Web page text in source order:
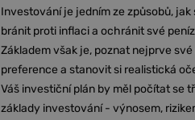
Investování je jedním ze způsobů, jak
bránit proti inflaci a ochránit své
Základem však je, poznat nejprve
preference a stanovit si realistická
Váš investiční plán by měl počítat se
základy investování - výnosem,